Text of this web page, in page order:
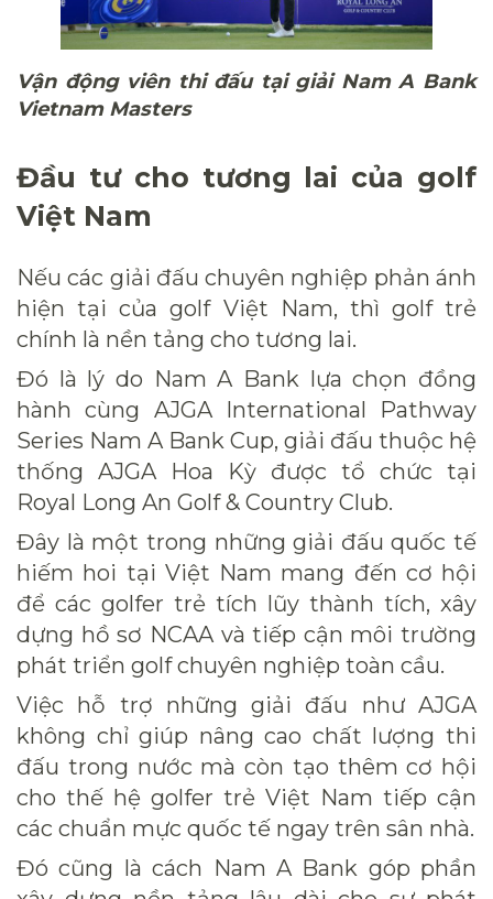
Vận động viên thi đấu tại giải Nam A Bank
Vietnam Masters
Đầu tư cho tương lai của golf
Việt Nam
Nếu các giải đấu chuyên nghiệp phản ánh
hiện tại của golf Việt Nam, thì golf trẻ
chính là nền tảng cho tương lai.
Đó là lý do Nam A Bank lựa chọn đồng
hành cùng AJGA International Pathway
Series Nam A Bank Cup, giải đấu thuộc hệ
thống AJGA Hoa Kỳ được tổ chức tại
Royal Long An Golf & Country Club.
Đây là một trong những giải đấu quốc tế
hiếm hoi tại Việt Nam mang đến cơ hội
để các golfer trẻ tích lũy thành tích, xây
dựng hồ sơ NCAA và tiếp cận môi trường
phát triển golf chuyên nghiệp toàn cầu.
Việc hỗ trợ những giải đấu như AJGA
không chỉ giúp nâng cao chất lượng thi
đấu trong nước mà còn tạo thêm cơ hội
cho thế hệ golfer trẻ Việt Nam tiếp cận
các chuẩn mực quốc tế ngay trên sân nhà.
Đó cũng là cách Nam A Bank góp phần